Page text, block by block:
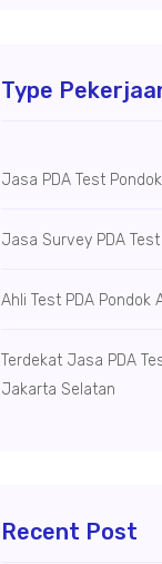
Type
Jasa PDA Test
Jasa Survey PDA
Ahli Test PDA
Terdekat Jasa PDA
Jakarta Selatan
Recent Post